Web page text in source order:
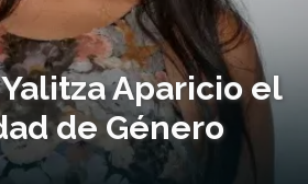
Aparicio el
de Género